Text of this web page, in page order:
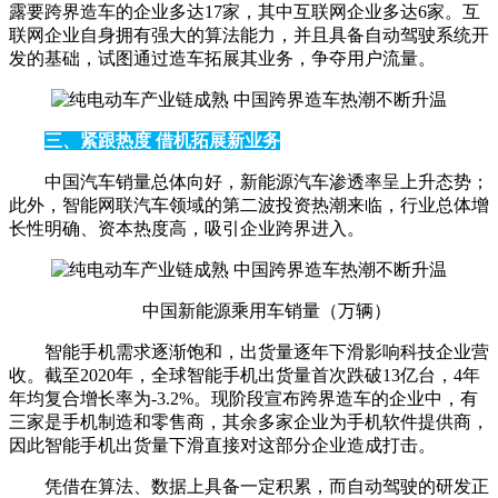
露要跨界造车的企业多达17家，其中互联网企业多达6家。互
联网企业自身拥有强大的算法能力，并且具备自动驾驶系统开
发的基础，试图通过造车拓展其业务，争夺用户流量。
三、紧跟热度 借机拓展新业务
中国汽车销量总体向好，新能源汽车渗透率呈上升态势；
此外，智能网联汽车领域的第二波投资热潮来临，行业总体增
长性明确、资本热度高，吸引企业跨界进入。
中国新能源乘用车销量（万辆）
智能手机需求逐渐饱和，出货量逐年下滑影响科技企业营
收。截至2020年，全球智能手机出货量首次跌破13亿台，4年
年均复合增长率为-3.2%。现阶段宣布跨界造车的企业中，有
三家是手机制造和零售商，其余多家企业为手机软件提供商，
因此智能手机出货量下滑直接对这部分企业造成打击。
凭借在算法、数据上具备一定积累，而自动驾驶的研发正